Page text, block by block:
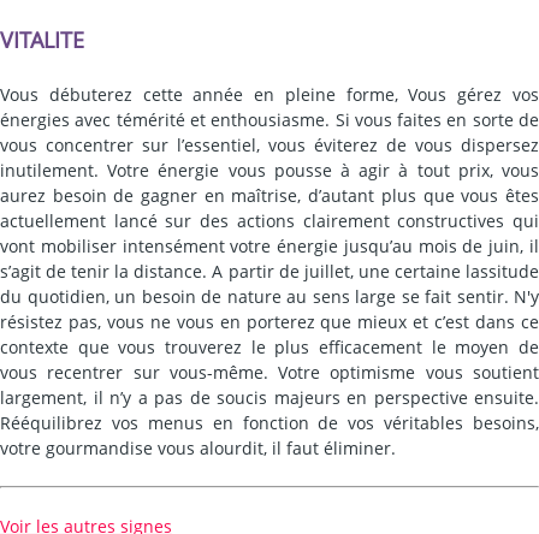
VITALITE
Vous débuterez cette année en pleine forme, Vous gérez vos
énergies avec témérité et enthousiasme. Si vous faites en sorte de
vous concentrer sur l’essentiel, vous éviterez de vous dispersez
inutilement. Votre énergie vous pousse à agir à tout prix, vous
aurez besoin de gagner en maîtrise, d’autant plus que vous êtes
actuellement lancé sur des actions clairement constructives qui
vont mobiliser intensément votre énergie jusqu’au mois de juin, il
s’agit de tenir la distance. A partir de juillet, une certaine lassitude
du quotidien, un besoin de nature au sens large se fait sentir. N'y
résistez pas, vous ne vous en porterez que mieux et c’est dans ce
contexte que vous trouverez le plus efficacement le moyen de
vous recentrer sur vous-même. Votre optimisme vous soutient
largement, il n’y a pas de soucis majeurs en perspective ensuite.
Rééquilibrez vos menus en fonction de vos véritables besoins,
votre gourmandise vous alourdit, il faut éliminer.
Voir les autres signes